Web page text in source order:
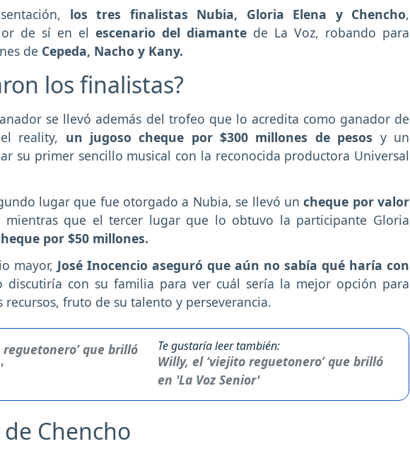
los tres finalistas Nubia, Gloria Elena y Chencho,
de sí en el escenario del diamante de La Voz, robando para
de Cepeda, Nacho y Kany.
los finalistas?
se llevó además del trofeo que lo acredita como ganador de
reality, un jugoso cheque por $300 millones de pesos y un
su primer sencillo musical con la reconocida productora Universal
lugar que fue otorgado a Nubia, se llevó uncheque por valor
mientras que el tercer lugar que lo obtuvo la participante Gloria
por $50 millones.
mayor, José Inocencio aseguró que aún no sabía qué haría con
discutiría con su familia para ver cuál sería la mejor opción para
fruto de su talento y perseverancia.
Te gustaría leer también:
Willy, el ‘viejito reguetonero’ que brilló
en 'La Voz Senior'
Chencho